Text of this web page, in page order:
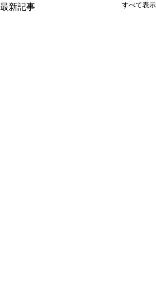
最新記事 すべて表示